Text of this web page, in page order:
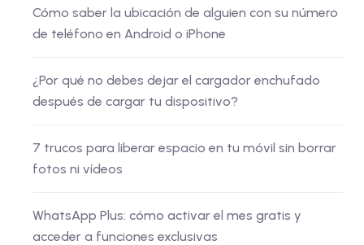
Cómo saber la ubicación de alguien con su número
de teléfono en Android o iPhone
¿Por qué no debes dejar el cargador enchufado
después de cargar tu dispositivo?
7 trucos para liberar espacio en tu móvil sin borrar
fotos ni vídeos
WhatsApp Plus: cómo activar el mes gratis y
acceder a funciones exclusivas